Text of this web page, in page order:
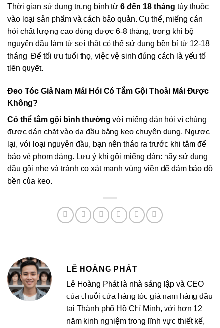
Thời gian sử dụng trung bình từ 6 đến 18 tháng tùy thuộc
vào loại sản phẩm và cách bảo quản. Cụ thể, miếng dán
hói chất lượng cao dùng được 6-8 tháng, trong khi bộ
nguyên đầu làm từ sợi thật có thể sử dụng bền bỉ từ 12-18
tháng. Để tối ưu tuổi thọ, việc vệ sinh đúng cách là yếu tố
tiên quyết.
Đeo Tóc Giả Nam Mái Hói Có Tắm Gội Thoải Mái Được
Không?
Có thể tắm gội bình thường với miếng dán hói vì chúng
được dán chặt vào da đầu bằng keo chuyên dụng. Ngược
lại, với loại nguyên đầu, bạn nên tháo ra trước khi tắm để
bảo vệ phom dáng. Lưu ý khi gội miếng dán: hãy sử dụng
dầu gội nhẹ và tránh cọ xát mạnh vùng viền để đảm bảo độ
bền của keo.
LÊ HOÀNG PHÁT
Lê Hoàng Phát là nhà sáng lập và CEO
của chuỗi cửa hàng tóc giả nam hàng đầu
tại Thành phố Hồ Chí Minh, với hơn 12
năm kinh nghiệm trong lĩnh vực thiết kế,